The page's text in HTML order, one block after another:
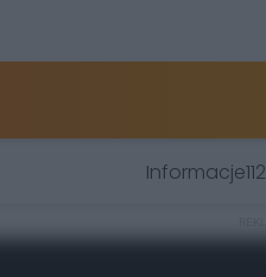
Informacje112